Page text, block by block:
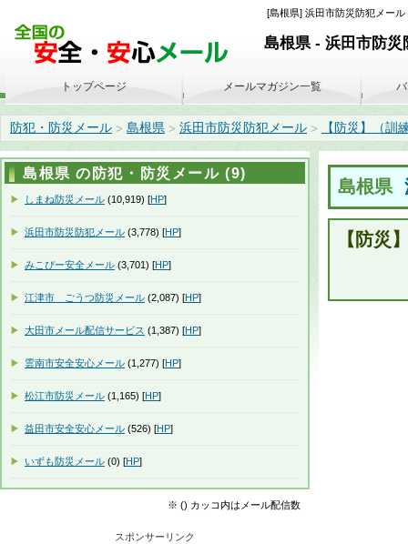
[島根県] 浜田市防災防犯メー
島根県 - 浜田市防災
防犯・防災メール > 島根県 > 浜田市防災防犯メール > 【防災】（
島根県
【防災
トップページ メールマガジン一覧
島根県 の防犯・防災メール (9)
しまね防災メール (10,919) [HP]
浜田市防災防犯メール (3,778) [HP]
みこぴー安全メール (3,701) [HP]
江津市 ごうつ防災メール (2,087) [HP]
大田市メール配信サービス (1,387) [HP]
雲南市安全安心メール (1,277) [HP]
松江市防災メール (1,165) [HP]
益田市安全安心メール (526) [HP]
いずも防災メール (0) [HP]
※ () カッコ内はメール配信数
スポンサーリンク